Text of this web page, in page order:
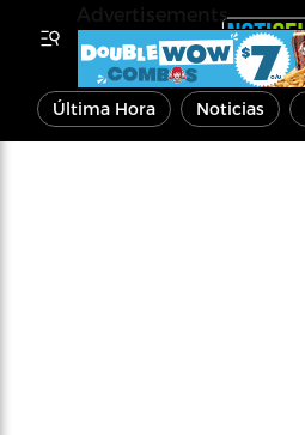
Última Hora Noticias
Advertisements